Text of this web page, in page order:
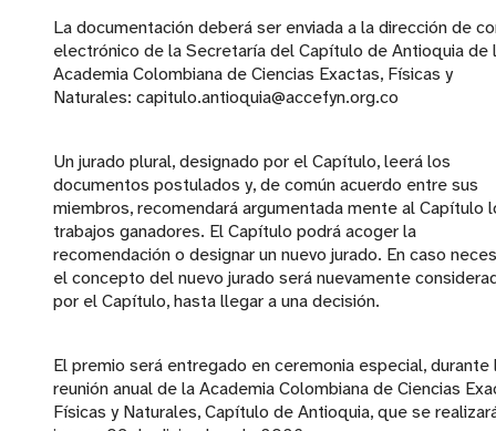
La documentación deberá ser enviada a la dirección de
electrónico de la Secretaría del Capítulo de Antioquia de
Academia Colombiana de Ciencias Exactas, Físicas y
Naturales: capitulo.antioquia@accefyn.org.co
Un jurado plural, designado por el Capítulo, leerá los
documentos postulados y, de común acuerdo entre sus
miembros, recomendará argumentada mente al Capítulo
trabajos ganadores. El Capítulo podrá acoger la
recomendación o designar un nuevo jurado. En caso
el concepto del nuevo jurado será nuevamente
por el Capítulo, hasta llegar a una decisión.
El premio será entregado en ceremonia especial, durante
reunión anual de la Academia Colombiana de Ciencias
Físicas y Naturales, Capítulo de Antioquia, que se